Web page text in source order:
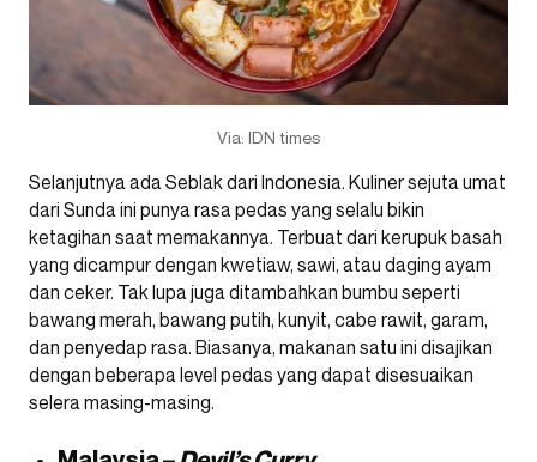
Via: IDN times
Selanjutnya ada Seblak dari Indonesia. Kuliner sejuta umat
dari Sunda ini punya rasa pedas yang selalu bikin
ketagihan saat memakannya. Terbuat dari kerupuk basah
yang dicampur dengan kwetiaw, sawi, atau daging ayam
dan ceker. Tak lupa juga ditambahkan bumbu seperti
bawang merah, bawang putih, kunyit, cabe rawit, garam,
dan penyedap rasa. Biasanya, makanan satu ini disajikan
dengan beberapa level pedas yang dapat disesuaikan
selera masing-masing.